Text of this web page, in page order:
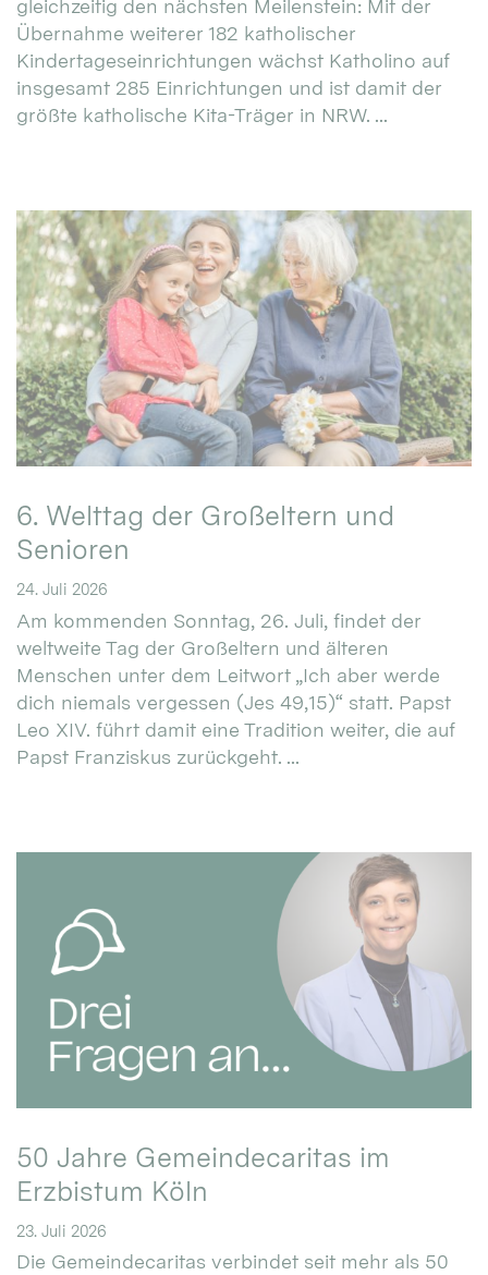
gleichzeitig den nächsten Meilenstein: Mit der
Übernahme weiterer 182 katholischer
Kindertageseinrichtungen wächst Katholino auf
insgesamt 285 Einrichtungen und ist damit der
größte katholische Kita-Träger in NRW. ...
6. Welttag der Großeltern und
Senioren
24. Juli 2026
Am kommenden Sonntag, 26. Juli, findet der
weltweite Tag der Großeltern und älteren
Menschen unter dem Leitwort „Ich aber werde
dich niemals vergessen (Jes 49,15)“ statt. Papst
Leo XIV. führt damit eine Tradition weiter, die auf
Papst Franziskus zurückgeht. ...
50 Jahre Gemeindecaritas im
Erzbistum Köln
23. Juli 2026
Die Gemeindecaritas verbindet seit mehr als 50